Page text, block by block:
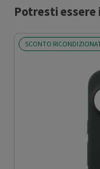
Potresti essere
SCONTO